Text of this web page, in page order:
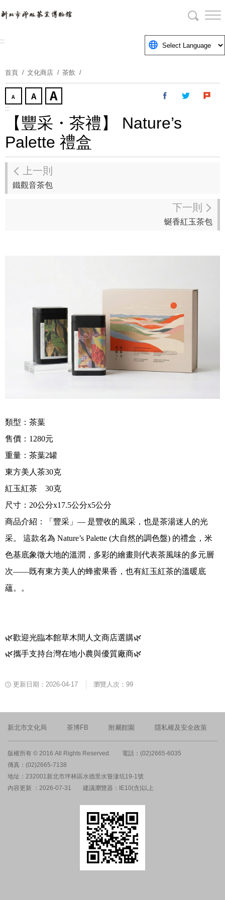
到
要
塊
:::
首頁 文化商店 茶飲
:::
【豐采・茶禮】 Nature’s
Palette 禮盒
上一則
鐵觀音茶包
下一則
蜒香紅玉茶包
類型：茶葉
售價： 1280元
重量： 茶葉2罐
東方美人茶30克
紅玉紅茶 30克
尺寸： 20公分x17.5公分x5公分
商品介紹：
「豐采」 — 是豐收的風采，也是茶湯迷人的光
采。 這款名為 Nature’s Palette (大自然的調色盤) 的禮盒，米
色基底象徵大地的溫潤，多彩的繪畫則代表茶風味的多元層
次——既有東方美人的蜂蜜果香，也有紅玉紅茶的溫暖底
蘊。。
🌿歡迎光臨本館草木間人文商店選購🌿
🌿攜手支持台灣在地小農與優質廠商🌿
更新日期：2026-04-17 瀏覽人次：99
新北市文化局 茶博FB 附屬館園 隱私權及安全政策
版權所有 © 2016 All Rights Reserved.
電話：(02)2665-6035
傳真：(02)2665-7138
地址：232001新北市坪林區水德里水聳淒坑19-1號
內容更新 ：2026-07-31
建議瀏覽器：IE10(含)以上